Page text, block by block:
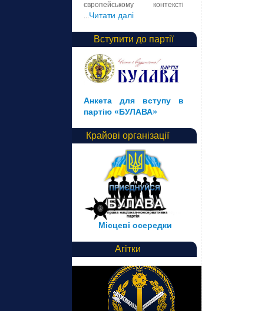
європейському контексті
...Читати далі
Вступити до партії
Анкета для вступу в
партію «БУЛАВА»
Крайові організації
Місцеві осередки
Агітки